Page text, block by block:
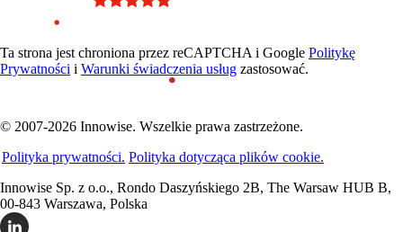
Ta strona jest chroniona przez reCAPTCHA i Google Politykę
Prywatności i Warunki świadczenia usług zastosować.
© 2007-2026 Innowise. Wszelkie prawa zastrzeżone.
Polityka prywatności. Polityka dotycząca plików cookie.
Innowise Sp. z o.o., Rondo Daszyńskiego 2B, The Warsaw HUB B,
00-843 Warszawa, Polska